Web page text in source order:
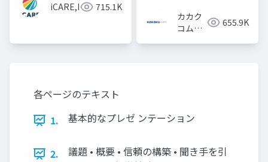
iCARE,Inc 715.1K
カカク
コム採
655.9K
各ページのテキスト
1.
基本的なプレゼ ンテーション
2.
議題 • 概要 • 信頼の構築 • 聞き手を引